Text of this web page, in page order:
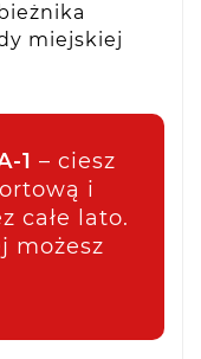
miejskiej
1 – ciesz
i
całe lato.
możesz